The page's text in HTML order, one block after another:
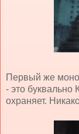
Первый же
- это буквально
охраняет.